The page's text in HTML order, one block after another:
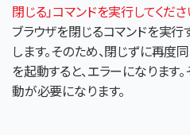
閉じる」コマンドを実行してくださ
ブラウザを閉じるコマンドを実
します。そのため、閉じずに再度
を起動すると、エラーになります
動が必要になります。